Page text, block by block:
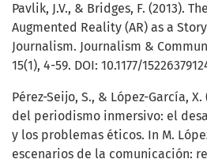
Pavlik, J.V., & Bridges, F. (2013).
Augmented Reality (AR) as a
Journalism. Journalism &
15(1), 4-59. DOI: 10.1177/
Pérez-Seijo, S., & López-García, X.
del periodismo inmersivo: el
y los problemas éticos. In M.
escenarios de la comunicación: